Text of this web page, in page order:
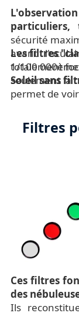
sécurité
avant
totalement
Soleil sans
Les filtres
1/100
seulement la
permet de
Filtres
Ces filtres
des
Ils